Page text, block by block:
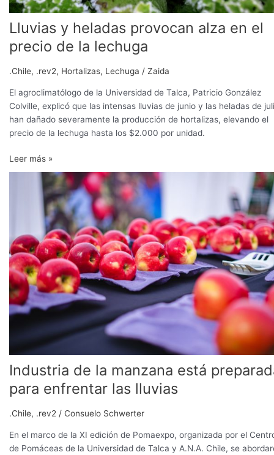
Lluvias y heladas provocan alza en el
precio de la lechuga
.Chile, .rev2, Hortalizas, Lechuga / Zaida
El agroclimatólogo de la Universidad de Talca, Patricio González
Colville, explicó que las intensas lluvias de junio y las heladas de
han dañado severamente la producción de hortalizas, elevando el
precio de la lechuga hasta los $2.000 por unidad.
Leer más »
Industria de la manzana está
para enfrentar las lluvias
.Chile, .rev2 / Consuelo Schwerter
En el marco de la XI edición de Pomaexpo, organizada por el
de Pomáceas de la Universidad de Talca y A.N.A. Chile, se
Industria
manzana
está
preparada
para
enfrentar
las
lluvias